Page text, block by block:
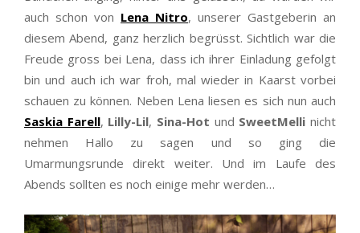
auch schon von Lena Nitro, unserer Gastgeberin an
diesem Abend, ganz herzlich begrüsst. Sichtlich war die
Freude gross bei Lena, dass ich ihrer Einladung gefolgt
bin und auch ich war froh, mal wieder in Kaarst vorbei
schauen zu können. Neben Lena liesen es sich nun auch
Saskia Farell, Lilly-Lil, Sina-Hot und SweetMelli nicht
nehmen Hallo zu sagen und so ging die
Umarmungsrunde direkt weiter. Und im Laufe des
Abends sollten es noch einige mehr werden…